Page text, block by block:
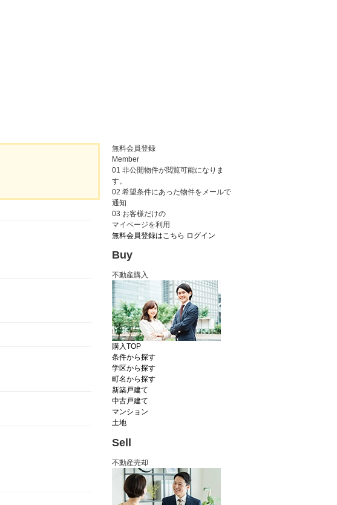
無料会員登録
Member
01 非公開物件が閲覧可能になりま
す。
02 希望条件にあった物件をメールで
通知
03 お客様だけの
マイページを利用
無料会員登録はこちら ログイン
Buy
不動産購入
購入TOP
条件から探す
学区から探す
町名から探す
新築戸建て
中古戸建て
マンション
土地
Sell
不動産売却